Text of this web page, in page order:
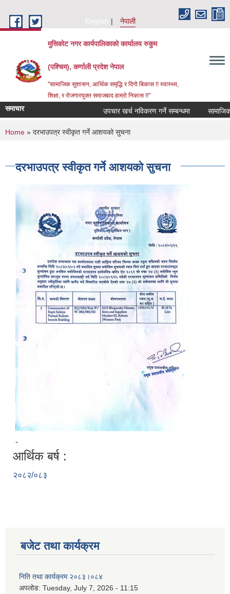
English
नेपाली
मुसिकोट नगर कार्यपालिकाको कार्यालय रुकुम
(पश्चिम), कर्णाली प्रदेश नेपाल
"सामाजिक सुशासन, आर्थिक समृद्धि र दिगो बिकास !! स्वास्थ्य,
शिक्षा, र रोजगारयुक्त समाजबाद हाम्रो निकास !!"
समाचार उपचार खर्च नविकरण गर्ने सम्बन्धमा
You are here
Home » दरभाउपत्र स्वीकृत गर्ने आशयको सुचना
दरभाउपत्र स्वीकृत गर्ने आशयको सुचना
-
आर्थिक बर्ष :
२०८२/०८३
बजेट तथा कार्यक्रम
निति तथा कार्यक्रम २०८३।०८४
अपलोड: Tuesday, July 7, 2026 - 11:15